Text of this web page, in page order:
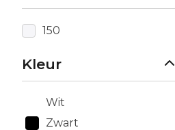
150
Kleur
Wit
Zwart